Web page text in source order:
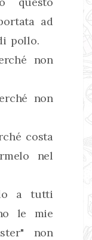
ad
pollo.
non
non
costa
nel
a tutti
le mie
non